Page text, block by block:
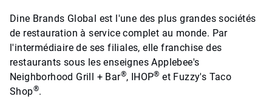
Dine Brands Global est l'une des plus grandes sociétés
de restauration à service complet au monde. Par
l'intermédiaire de ses filiales, elle franchise des
restaurants sous les enseignes Applebee's
Neighborhood Grill + Bar®, IHOP® et Fuzzy's Taco
Shop®.